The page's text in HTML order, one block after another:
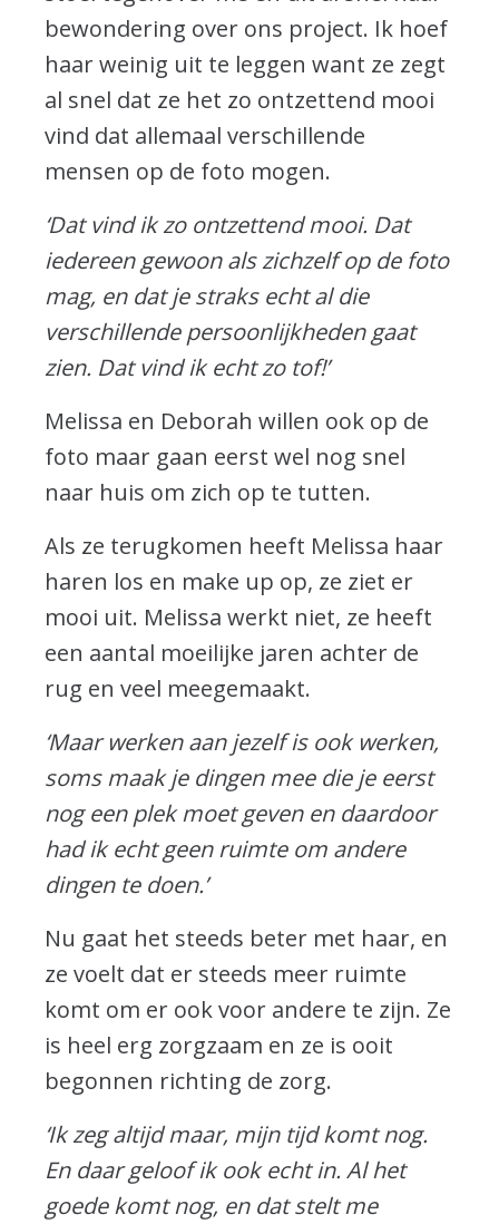
bewondering over ons project. Ik hoef
haar weinig uit te leggen want ze zegt
al snel dat ze het zo ontzettend mooi
vind dat allemaal verschillende
mensen op de foto mogen.
‘Dat vind ik zo ontzettend mooi. Dat
iedereen gewoon als zichzelf op de foto
mag, en dat je straks echt al die
verschillende persoonlijkheden gaat
zien. Dat vind ik echt zo tof!’
Melissa en Deborah willen ook op de
foto maar gaan eerst wel nog snel
naar huis om zich op te tutten.
Als ze terugkomen heeft Melissa haar
haren los en make up op, ze ziet er
mooi uit. Melissa werkt niet, ze heeft
een aantal moeilijke jaren achter de
rug en veel meegemaakt.
‘Maar werken aan jezelf is ook werken,
soms maak je dingen mee die je eerst
nog een plek moet geven en daardoor
had ik echt geen ruimte om andere
dingen te doen.’
Nu gaat het steeds beter met haar, en
ze voelt dat er steeds meer ruimte
komt om er ook voor andere te zijn. Ze
is heel erg zorgzaam en ze is ooit
begonnen richting de zorg.
‘Ik zeg altijd maar, mijn tijd komt nog.
En daar geloof ik ook echt in. Al het
goede komt nog, en dat stelt me